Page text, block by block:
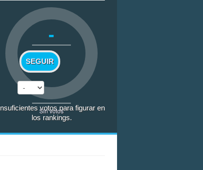
-
SEGUIR
Sin votos
Insuficientes votos para figurar en
los rankings.